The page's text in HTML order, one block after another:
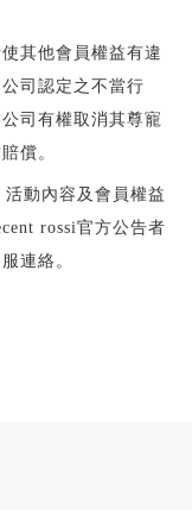
其他會員權益有違
司認定之不當行
司有權取消其尊寵
償。
動內容及會員權益
rossi官方公告者
連絡。